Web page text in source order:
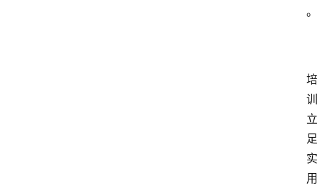
。
培
训
立
足
实
用